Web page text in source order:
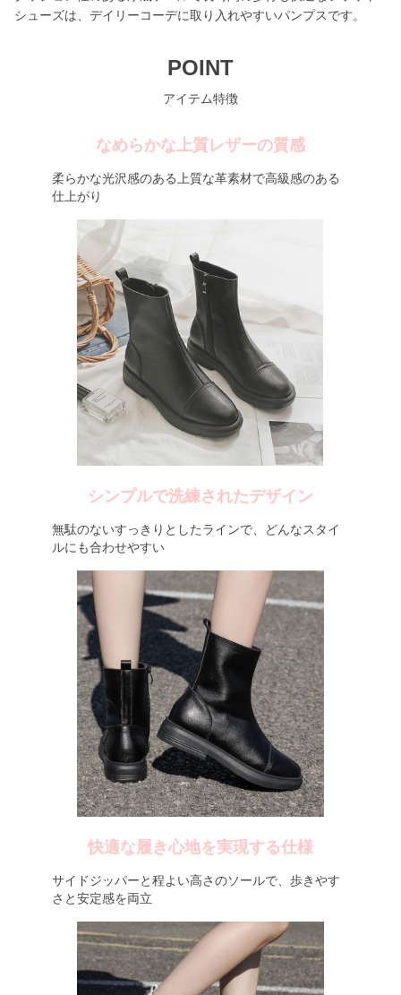
シューズは、デイリーコーデに取り入れやすいパンプスです。
POINT
アイテム特徴
なめらかな上質レザーの質感
柔らかな光沢感のある上質な革素材で高級感のある
仕上がり
シンプルで洗練されたデザイン
無駄のないすっきりとしたラインで、どんなスタイ
ルにも合わせやすい
快適な履き心地を実現する仕様
サイドジッパーと程よい高さのソールで、歩きやす
さと安定感を両立